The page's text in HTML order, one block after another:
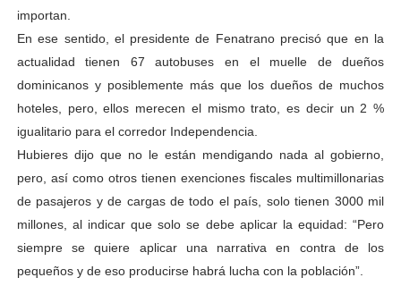
importan.
En ese sentido, el presidente de Fenatrano precisó que en la
actualidad tienen 67 autobuses en el muelle de dueños
dominicanos y posiblemente más que los dueños de muchos
hoteles, pero, ellos merecen el mismo trato, es decir un 2 %
igualitario para el corredor Independencia.
Hubieres dijo que no le están mendigando nada al gobierno,
pero, así como otros tienen exenciones fiscales multimillonarias
de pasajeros y de cargas de todo el país, solo tienen 3000 mil
millones, al indicar que solo se debe aplicar la equidad: “Pero
siempre se quiere aplicar una narrativa en contra de los
pequeños y de eso producirse habrá lucha con la población”.